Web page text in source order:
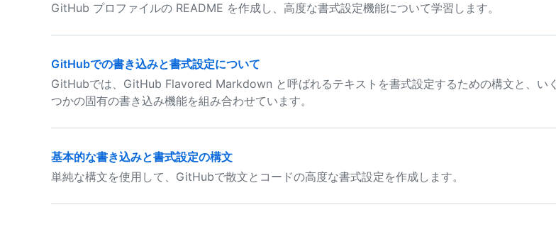
GitHub プロファイルの README を作成し、高度な書式設定機能について学習します。
GitHubでの書き込みと書式設定について
GitHubでは、GitHub Flavored Markdown と呼ばれるテキストを書式設定するための構文と、いく
つかの固有の書き込み機能を組み合わせています。
基本的な書き込みと書式設定の構文
単純な構文を使用して、GitHubで散文とコードの高度な書式設定を作成します。